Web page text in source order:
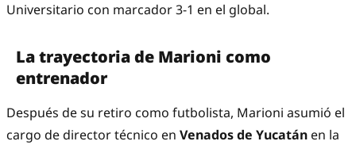
Universitario con marcador 3-1 en el global.
La trayectoria de Marioni como
entrenador
Después de su retiro como futbolista, Marioni asumió el
cargo de director técnico en Venados de Yucatán en la